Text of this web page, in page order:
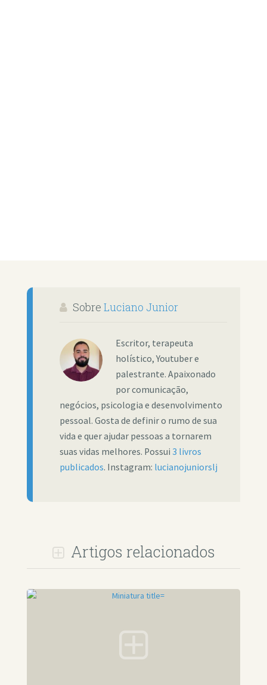
Sobre Luciano Junior
Escritor, terapeuta
holístico, Youtuber e
palestrante. Apaixonado
por comunicação,
negócios, psicologia e desenvolvimento
pessoal. Gosta de definir o rumo de sua
vida e quer ajudar pessoas a tornarem
suas vidas melhores. Possui 3 livros
publicados. Instagram: lucianojuniorslj
Artigos relacionados